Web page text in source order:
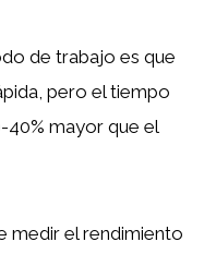
de trabajo es que
pero el tiempo
40% mayor que el
medir el rendimiento